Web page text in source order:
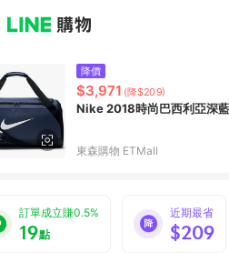
降價
$3,971 (降$209)
Nike 2018時尚巴西利亞深
東森購物 ETMall
訂單成立賺0.5%
19點
近期最省
$209